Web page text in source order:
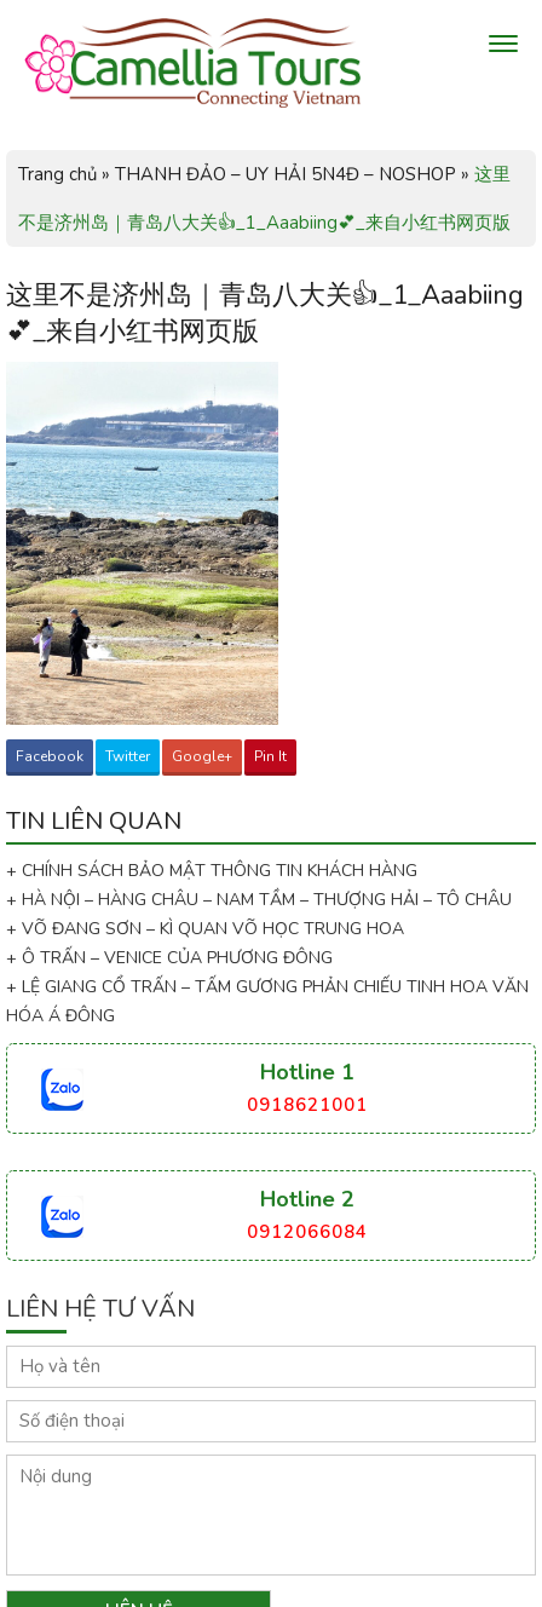
Trang chủ » THANH ĐẢO – UY HẢI 5N4Đ – NOSHOP » 这里
不是济州岛｜青岛八大关👍_1_Aaabiing💕_来自小红书网页版
这里不是济州岛｜青岛八大关👍_1_Aaabiing
💕_来自小红书网页版
Facebook Twitter Google+ Pin It
TIN LIÊN QUAN
+ CHÍNH SÁCH BẢO MẬT THÔNG TIN KHÁCH HÀNG
+ HÀ NỘI – HÀNG CHÂU – NAM TẦM – THƯỢNG HẢI – TÔ CHÂU
+ VÕ ĐANG SƠN – KÌ QUAN VÕ HỌC TRUNG HOA
+ Ô TRẤN – VENICE CỦA PHƯƠNG ĐÔNG
+ LỆ GIANG CỔ TRẤN – TẤM GƯƠNG PHẢN CHIẾU TINH HOA VĂN
HÓA Á ĐÔNG
Hotline 1
0918621001
Hotline 2
0912066084
LIÊN HỆ TƯ VẤN